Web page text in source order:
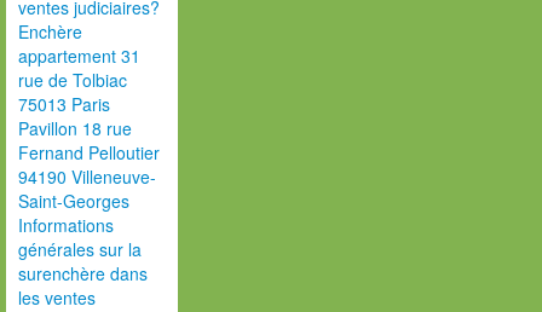
ventes judiciaires?
Enchère
appartement 31
rue de Tolbiac
75013 Paris
Pavillon 18 rue
Fernand Pelloutier
94190 Villeneuve-
Saint-Georges
Informations
générales sur la
surenchère dans
les ventes